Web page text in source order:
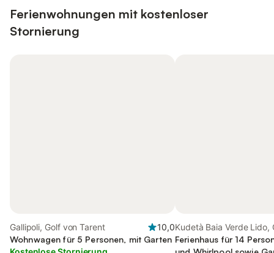
Ferienwohnungen mit kostenloser
Stornierung
Gallipoli, Golf von Tarent
10,0
Wohnwagen für 5 Personen, mit Garten
Kudetà Baia Verde Lido,
Ferienhaus für 14